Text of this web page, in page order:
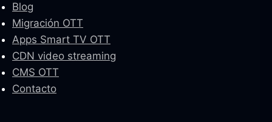
Blog
Migración OTT
Apps Smart TV OTT
CDN video streaming
CMS OTT
Contacto